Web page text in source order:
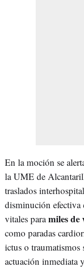
En la moción se
la UME de
traslados
disminución efectiva
vitales paramiles de
como paradas
ictus o traumatismos
actuación inmediata